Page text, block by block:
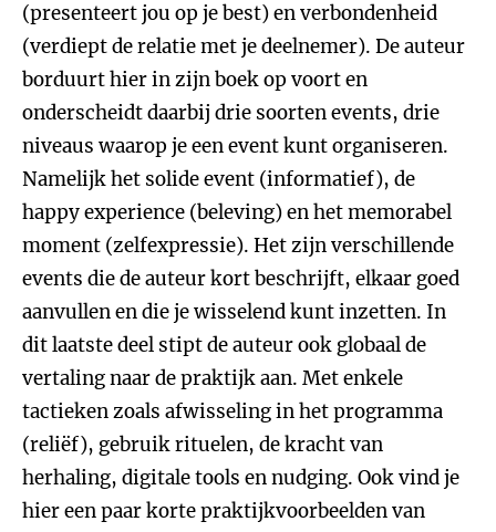
(presenteert jou op je best) en verbondenheid
(verdiept de relatie met je deelnemer). De auteur
borduurt hier in zijn boek op voort en
onderscheidt daarbij drie soorten events, drie
niveaus waarop je een event kunt organiseren.
Namelijk het solide event (informatief), de
happy experience (beleving) en het memorabel
moment (zelfexpressie). Het zijn verschillende
events die de auteur kort beschrijft, elkaar goed
aanvullen en die je wisselend kunt inzetten. In
dit laatste deel stipt de auteur ook globaal de
vertaling naar de praktijk aan. Met enkele
tactieken zoals afwisseling in het programma
(reliëf), gebruik rituelen, de kracht van
herhaling, digitale tools en nudging. Ook vind je
hier een paar korte praktijkvoorbeelden van